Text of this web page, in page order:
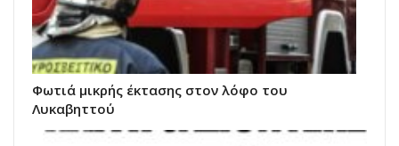
Φωτιά μικρής έκτασης στον λόφο του
Λυκαβηττού